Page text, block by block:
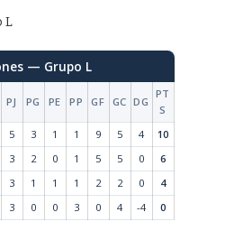
L
— Grupo L
PJ PG PE PP GF GC DG
PT
S
5 3 1 1 9 5 4
10
3 2 0 1 5 5 0
6
3 1 1 1 2 2 0
4
3 0 0 3 0 4 -4 0